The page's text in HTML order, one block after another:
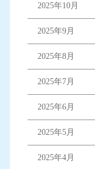
2025年10月
2025年9月
2025年8月
2025年7月
2025年6月
2025年5月
2025年4月